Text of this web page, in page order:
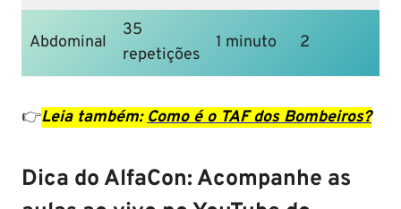
Abdominal
35
repetições
1 minuto 2
👉Leia também:Como é o TAF dos Bombeiros?
Dica do AlfaCon: Acompanhe as